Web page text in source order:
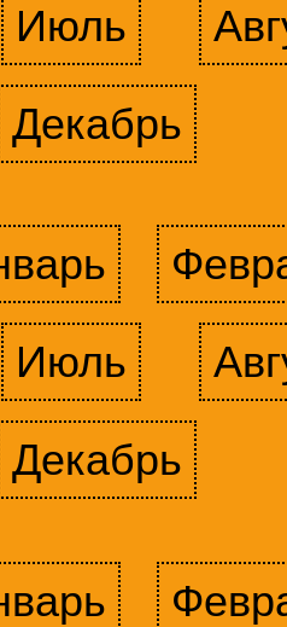
Июль
Декабрь
Июль
Декабрь